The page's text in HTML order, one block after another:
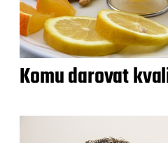
Komu darovat